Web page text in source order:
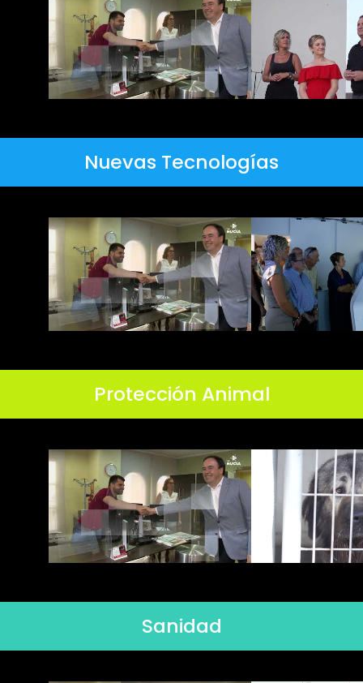
Nuevas Tecnologías
Protección Animal
Sanidad